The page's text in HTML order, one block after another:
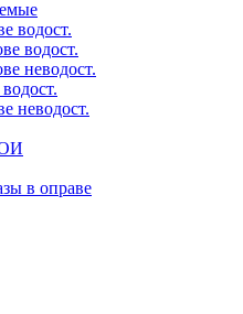
водост.
водост.
неводост.
неводост.
в оправе